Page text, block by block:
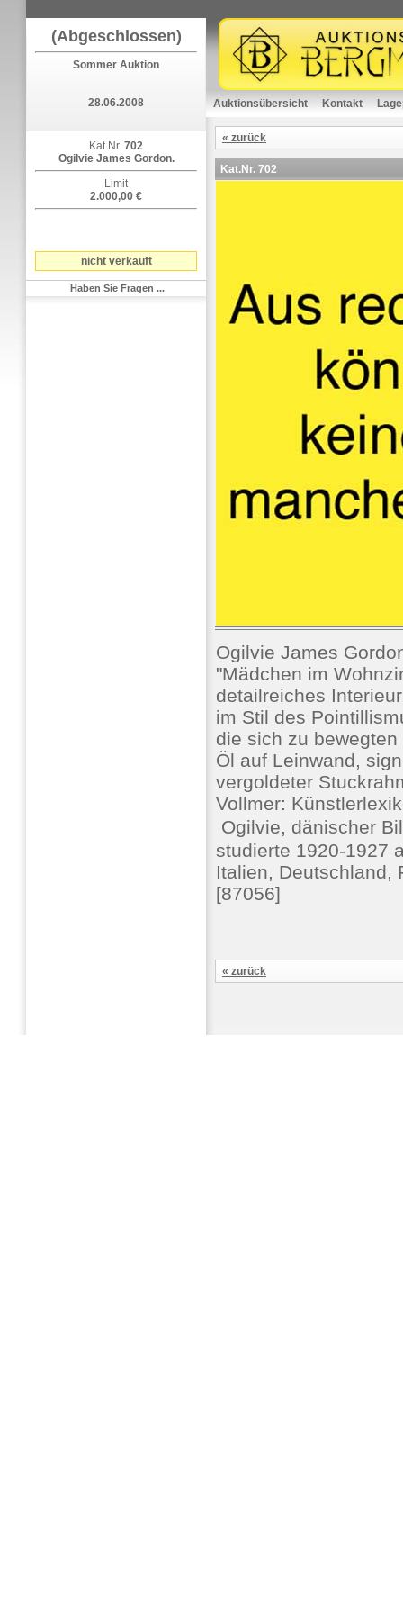
(Abgeschlossen)
Sommer Auktion
28.06.2008
Kat.Nr. 702
Ogilvie James Gordon.
Limit
2.000,00 €
nicht verkauft
Haben Sie Fragen ...
Auktionsübersicht Kontakt
« zurück
Kat.Nr. 702
Ogilvie James
"Mädchen im
detailreiches
im Stil des
die sich zu
Öl auf Leinwand,
vergoldeter
Vollmer:
 Ogilvie, dänischer
studierte 1920-1927
Italien, Deutschland,
[87056]
« zurück